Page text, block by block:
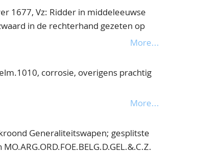
mmt zittende
zeer fraai
1677, Vz: Ridder in middeleeuwse
in de rechterhand gezeten op
op de voorgrond het gekroonde
door twee gekroonde en
CONCORDIA. -
More...
corrosie, overigens prachtig
More...
Generaliteitswapen; gesplitste